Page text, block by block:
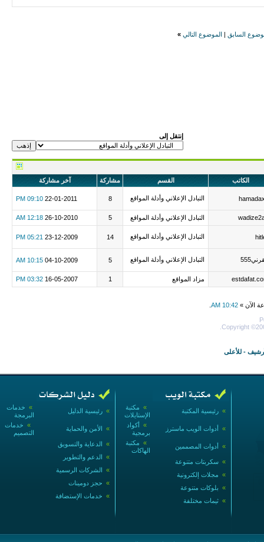
السابق الموضوع التالي »
إنتقل إلى
الكاتب القسم مشاركة آخر مشاركة
التبادل الإعلاني وأدلة المواقع 8
22-01-2011
09:10 PM
التبادل الإعلاني وأدلة المواقع 5
26-10-2010
12:18 AM
التبادل الإعلاني وأدلة المواقع 14
23-12-2009
05:21 PM
التبادل الإعلاني وأدلة المواقع 5
04-10-2009
10:15 AM
مزاد المواقع 1
16-05-2007
03:32 PM
الآن » 10:42 AM
Copyright
- للأعلى
» خدمات
البرمجة
» رئيسية الدليل
» خدمات
التصميم
» الأمن والحماية
» الدعاية والتسويق
» الدعم والتطوير
» الشركات الرسمية
» حجز دومينات
» خدمات الإستضافة
» مكتبة
الإستايلات
» رئيسية المكتبة
» أكواد
برمجية
» أدوات الويب ماسترز
» مكتبة
الهاكات
» أدوات المصممين
» سكربتات متنوعة
» مجلات إلكترونية
» بلوكات متنوعة
» ثيمات مختلفة